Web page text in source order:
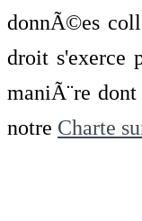
donnÃ©es
droit
maniÃ¨re
notre Charte